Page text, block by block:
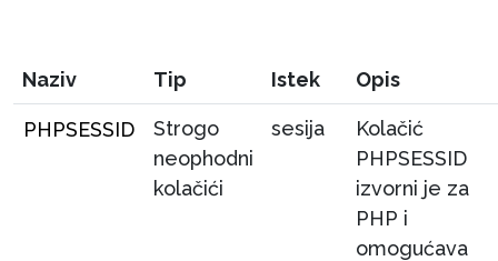
Naziv Tip Istek Opis
PHPSESSID
Strogo
neophodni
kolačići
sesija
Kolačić
PHPSESSID
izvorni je za
PHP i
omogućava